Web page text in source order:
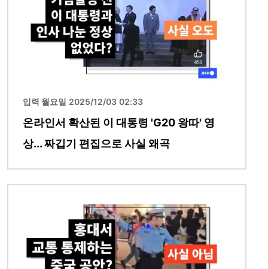
입력 월요일 2025/12/03 02:33
온라인서 확산된 이 대통령 'G20 왕따' 영
상... 짜깁기 편집으로 사실 왜곡